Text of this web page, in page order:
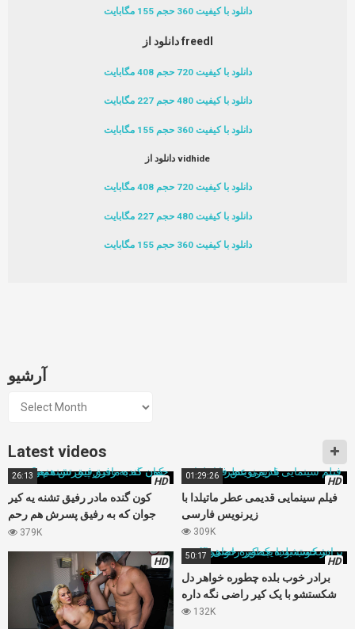
دانلود با کیفیت 360 حجم 155 مگابایت
دانلود از freedl
دانلود با کیفیت 720 حجم 408 مگابایت
دانلود با کیفیت 480 حجم 227 مگابایت
دانلود با کیفیت 360 حجم 155 مگابایت
دانلود از vidhide
دانلود با کیفیت 720 حجم 408 مگابایت
دانلود با کیفیت 480 حجم 227 مگابایت
دانلود با کیفیت 360 حجم 155 مگابایت
آرشیو
آرشیو
Latest videos
HD
26:13
کون گنده مادر رفیق تشنه یه کیر
جوان که به رفیق پسرش هم رحم
نمیکنه
379K
HD
01:29:26
فیلم سینمایی قدیمی عطر ماتیلدا با
زیرنویس فارسی
309K
HD HD
50:17
برادر خوب بلده چطوره خواهر دل
شکستشو با یک کیر راضی نگه داره
132K